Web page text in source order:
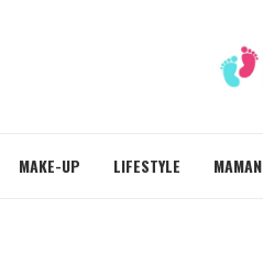
MAKE-UP LIFESTYLE MAMAN